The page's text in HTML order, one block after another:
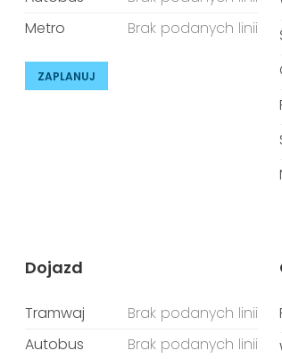
Metro
Brak podanych linii
ZAPLANUJ
Dojazd
Tramwaj
Brak podanych linii
Autobus
Brak podanych linii